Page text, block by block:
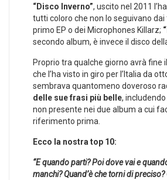
“Disco Inverno”, uscito nel 2011
tutti coloro che non lo seguivano dai
primo EP o dei Microphones Killarz;
secondo album, è invece il disco
Proprio tra qualche giorno avrà fine il
che l’ha visto in giro per l’Italia da
sembrava quantomeno doveroso
delle sue frasi più belle,
non presente nei due album a cui
riferimento prima.
Ecco la nostra top 10:
“E quando parti? Poi dove vai e
manchi? Quand’è che torni di